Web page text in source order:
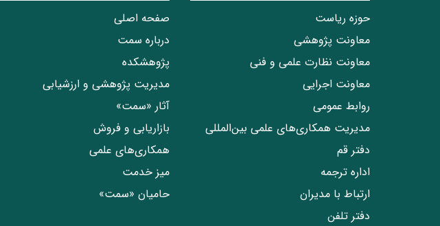
حوزه ریاست
معاونت پژوهشی
معاونت نظارت علمی و فنی
معاونت اجرایی
روابط عمومی
مدیریت همکاری‌های علمی بین‌المللی
دفتر قم
اداره ترجمه
ارتباط با مدیران
دفتر تلفن
صفحه اصلی
درباره سمت
پژوهشکده
مدیریت پژوهشی و ارزشیابی
آثار «سمت»
بازاریابی و فروش
همکاری‌های علمی
میز خدمت
حامیان «سمت»